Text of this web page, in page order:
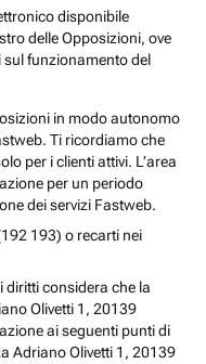
disponibile
delle Opposizioni, ove
funzionamento del
in modo autonomo
Ti ricordiamo che
per i clienti attivi. L’area
per un periodo
dei servizi Fastweb.
193) o recarti nei
diritti considera che la
Olivetti 1, 20139
ai seguenti punti di
Adriano Olivetti 1, 20139